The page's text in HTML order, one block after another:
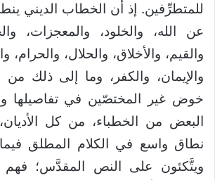
للمتطرِّفين. إذ أن الخطاب الديني
عن الله، والخلود، والمعجزات،
والقيم، والأخلاق، والحلال، والحرام،
والإيمان، والكفر، وما إلى ذلك
خوض غير المختصّين في تفاصيلها
البعض من الخطباء، من كل
نطاق واسع في الكلام المطلق فيما
ويتَّكئون على النص المقدَّس؛